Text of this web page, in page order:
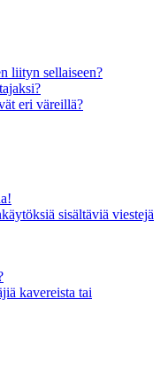
liityn sellaiseen?
eri väreillä?
sisältäviä viestejä
kavereista tai